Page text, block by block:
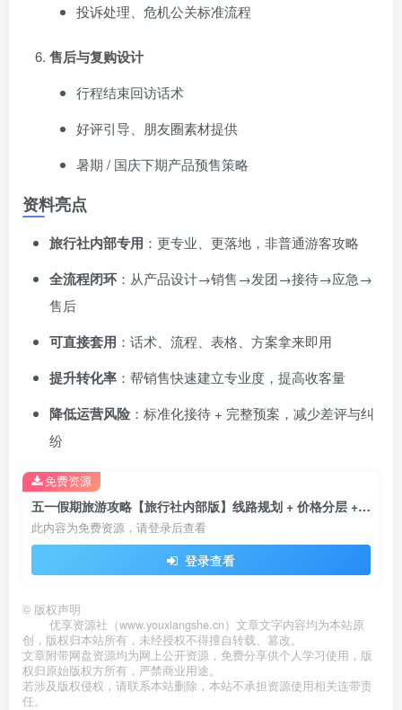
投诉处理、危机公关标准流程
售后与复购设计
行程结束回访话术
好评引导、朋友圈素材提供
暑期 / 国庆下期产品预售策略
资料亮点
旅行社内部专用 ：更专业、更落地，非普通游客攻略
全流程闭环 ：从产品设计→销售→发团→接待→应急→
售后
可直接套用 ：话术、流程、表格、方案拿来即用
提升转化率 ：帮销售快速建立专业度，提高收客量
降低运营风险 ：标准化接待 + 完整预案，减少差评与纠
纷
五一假期旅游攻略【旅行社内部版】线路规划 + 价格分层 + 渠道话术全案
此内容为免费资源，请登录后查看
登录查看
免费资源
© 版权声明
优享资源社（www.youxiangshe.cn）文章文字内容均为本站原
创，版权归本站所有，未经授权不得擅自转载、篡改。
文章附带网盘资源均为网上公开资源，免费分享供个人学习使用，版
权归原始版权方所有，严禁商业用途。
若涉及版权侵权，请联系本站删除，本站不承担资源使用相关连带责
任。